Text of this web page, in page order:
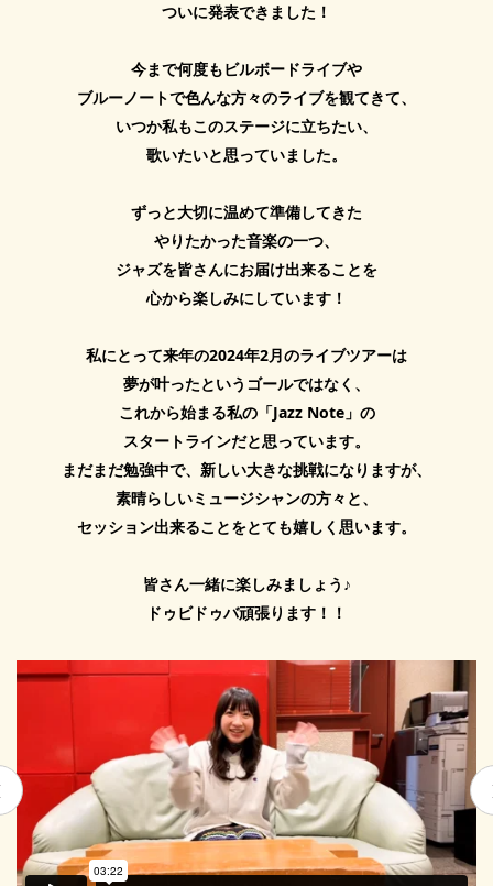
ついに発表できました！
今まで何度もビルボードライブや
ブルーノートで色んな方々のライブを観てきて、
いつか私もこのステージに立ちたい、
歌いたいと思っていました。
ずっと大切に温めて準備してきた
やりたかった音楽の一つ、
ジャズを皆さんにお届け出来ることを
心から楽しみにしています！
私にとって来年の2024年2月のライブツアーは
夢が叶ったというゴールではなく、
これから始まる私の「Jazz Note」の
スタートラインだと思っています。
まだまだ勉強中で、新しい大きな挑戦になりますが、
素晴らしいミュージシャンの方々と、
セッション出来ることをとても嬉しく思います。
皆さん一緒に楽しみましょう♪
ドゥビドゥバ頑張ります！！